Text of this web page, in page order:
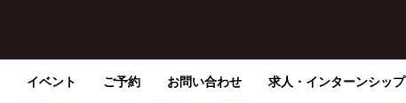
イベント ご予約 お問い合わせ 求人・インターンシップ